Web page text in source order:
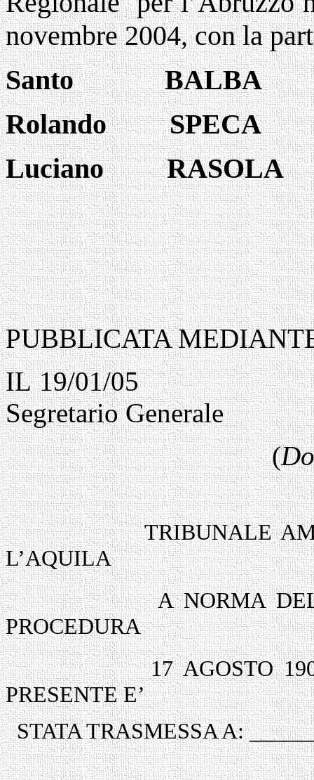
novembre 2004, con la
Santo
Rolando
Luciano
PUBBLICATA
IL 19/
Segretario Generale
(
TRIBUNALE
L’AQUILA
A NORMA
PROCEDURA
17 AGOSTO
PRESENTE E’
STATA TRASMESSA A: